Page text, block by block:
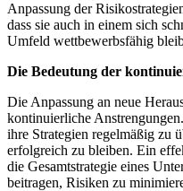
Anpassung der
dass sie auch in einem sich
Umfeld wettbewerbsfähig
Die Bedeutung der
Die Anpassung an neue
kontinuierliche
ihre Strategien regelmäßig zu
erfolgreich zu bleiben. Ein
die Gesamtstrategie eines
beitragen, Risiken zu